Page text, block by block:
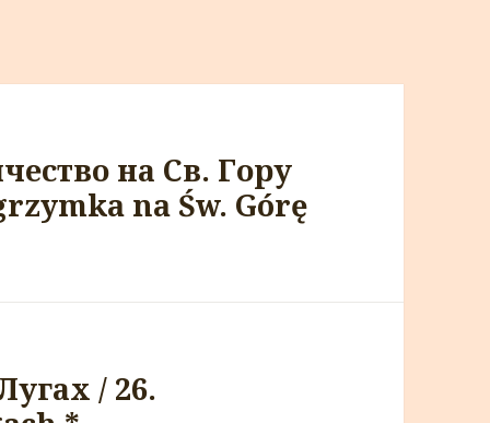
на Св. Гору
na Św. Górę
/ 26.